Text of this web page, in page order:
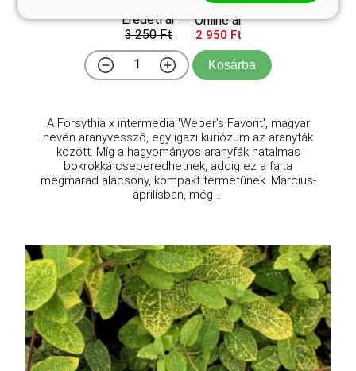
Eredeti ár
3 250 Ft
Online ár
2 950 Ft
Kosárba
A Forsythia x intermedia 'Weber's Favorit', magyar
nevén aranyvessző, egy igazi kuriózum az aranyfák
között. Míg a hagyományos aranyfák hatalmas
bokrokká cseperedhetnek, addig ez a fajta
megmarad alacsony, kompakt termetűnek. Március-
áprilisban, még ...